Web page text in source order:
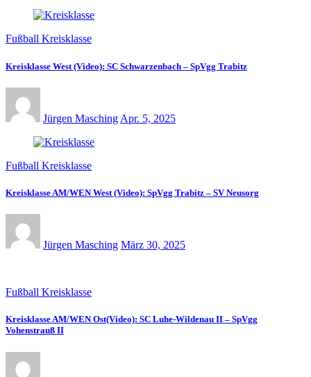
Fußball Kreisklasse
Kreisklasse West (Video): SC Schwarzenbach – SpVgg Trabitz
Jürgen Masching Apr. 5, 2025
Fußball Kreisklasse
Kreisklasse AM/WEN West (Video): SpVgg Trabitz – SV Neusorg
Jürgen Masching März 30, 2025
Fußball Kreisklasse
Kreisklasse AM/WEN Ost(Video): SC Luhe-Wildenau II – SpVgg
Vohenstrauß II